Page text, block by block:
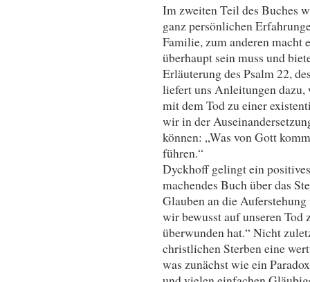
Im zweiten Teil des Buches
ganz persönlichen
Familie, zum anderen macht
überhaupt sein muss und
Erläuterung des Psalm 22,
liefert uns Anleitungen
mit dem Tod zu einer
wir in der
können: „Was von Gott
führen.“
Dyckhoff gelingt ein
machendes Buch über das
Glauben an die
wir bewusst auf unseren Tod
überwunden hat.“ Nicht
christlichen Sterben eine
was zunächst wie ein